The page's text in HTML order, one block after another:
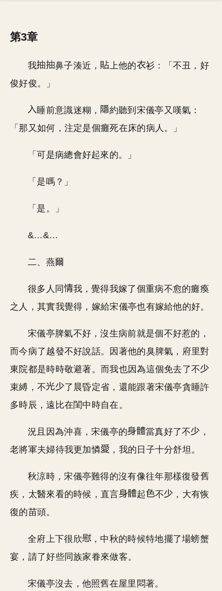
第3章
我 鼻子湊近， 上他的
衫：「不丑，好
俊好俊。」
睡前意識迷糊，
約聽到宋儀亭又嘆氣：
「那又如何，注定是個癱死在床的病人。」
「可是病總會好起來的。」
「是嗎？」
「是。」
&…&…
二、燕爾
很多人同
我，覺得我嫁了個重病不愈的癱瘓
之人，其實我覺得，嫁給宋儀亭也有嫁給他的好。
宋儀亭脾氣不好，沒生病前就是個不好惹的，
而今病了越發不好說話。因著他的臭脾氣，府里對
東院都是時時敬避著。而我也因為這個免去了不
束縛，不
了晨昏定省，還能跟著宋儀亭貪睡許
多時辰，遠比在閨中時自在。
況且因為沖喜，宋儀亭的 當真好了不
，
老將軍夫婦待我更加憐
，我的日子十分舒坦。
秋涼時，宋儀亭難得的沒有像往年那樣復發舊
疾，太醫來看的時候，直言
起 不
，大有恢
復的苗頭。
全府上下很欣
，中秋的時候特地擺了場螃蟹
宴，請了好些同族家眷來做客。
宋儀亭沒去，他照舊在屋里悶著。